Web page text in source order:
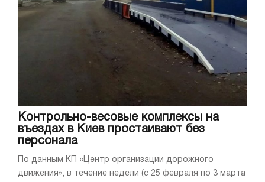
Контрольно-весовые комплексы на
въездах в Киев простаивают без
персонала
По данным КП «Центр организации дорожного
движения», в течение недели (с 25 февраля по 3 марта